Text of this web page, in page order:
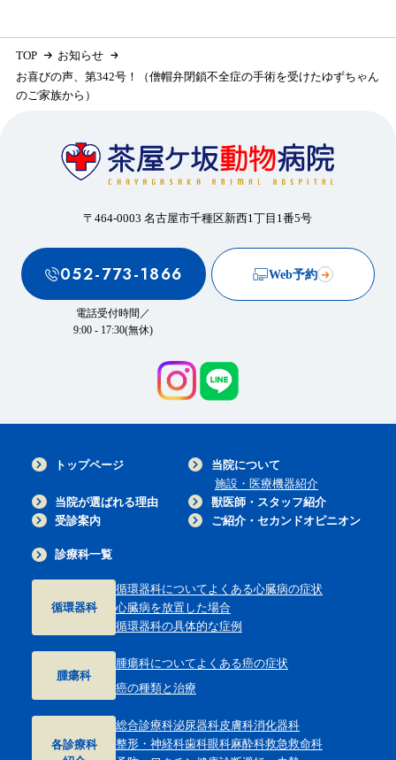
TOP
お知らせ
お喜びの声、第342号！（僧帽弁閉鎖不全症の手術を受けたゆずちゃん
のご家族から）
〒464-0003 名古屋市千種区新西1丁目1番5号
052-773-1866
電話受付時間／
9:00 - 17:30(無休)
Web予約
トップページ
当院について
施設・医療機器紹介
当院が選ばれる理由
獣医師・スタッフ紹介
受診案内
ご紹介・セカンドオピニオン
診療科一覧
循環器科
循環器科についてよくある心臓病の症状
心臓病を放置した場合
循環器科の具体的な症例
腫瘍科
腫瘍科についてよくある癌の症状
癌の種類と治療
各診療科
総合診療科泌尿器科皮膚科消化器科
整形・神経科歯科眼科麻酔科救急救命科